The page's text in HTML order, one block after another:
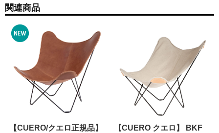
関連商品
【CUERO/クエロ正規品】
【CUERO クエロ】 BKF